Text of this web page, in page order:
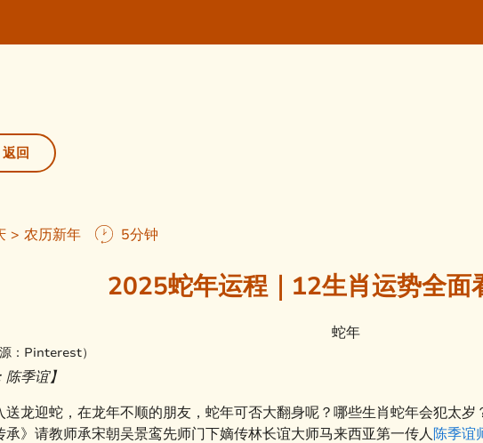
返回
> 农历新年 5分钟
2025蛇年运程｜12生肖运势全面
源：Pinterest）
陈季谊】
送龙迎蛇，在龙年不顺的朋友，蛇年可否大翻身呢？哪些生肖蛇年会犯太岁
承》请教师承宋朝吴景鸾先师门下嫡传林长谊大师马来西亚第一传人陈季谊